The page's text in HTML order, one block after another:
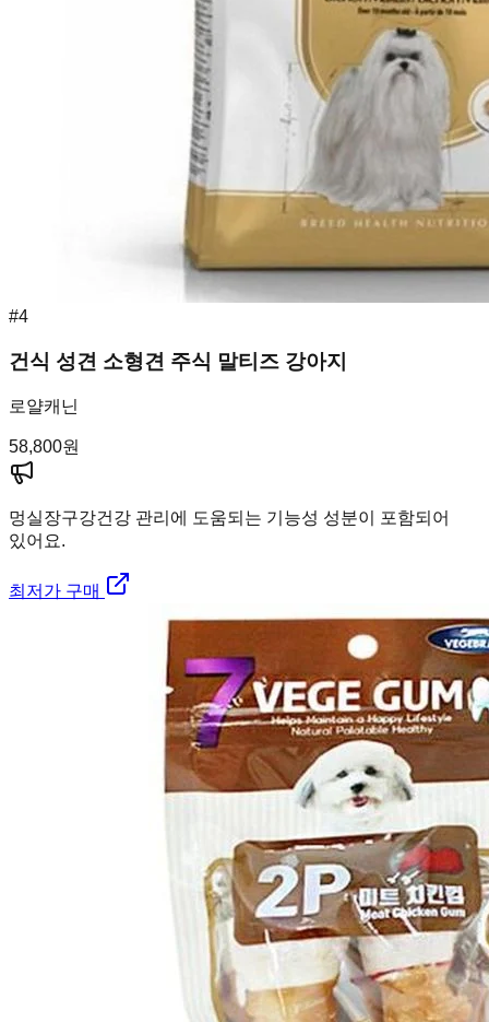
#4
건식 성견 소형견 주식 말티즈 강아지
로얄캐닌
58,800원
멍실장구강건강 관리에 도움되는 기능성 성분이 포함되어
있어요.
최저가 구매